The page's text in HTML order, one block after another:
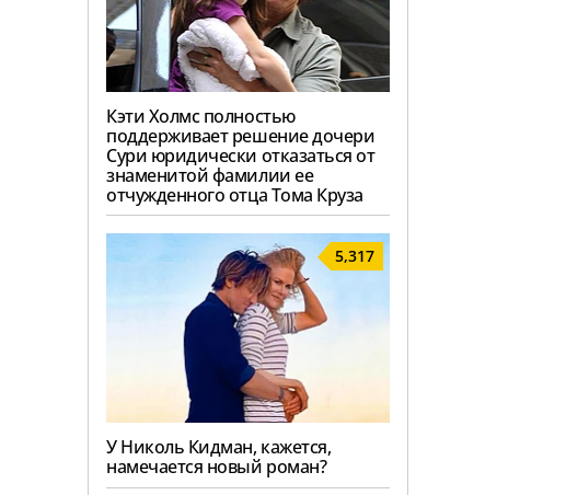
Кэти Холмс полностью
поддерживает решение дочери
Сури юридически отказаться от
знаменитой фамилии ее
отчужденного отца Тома Круза
5,317
У Николь Кидман, кажется,
намечается новый роман?